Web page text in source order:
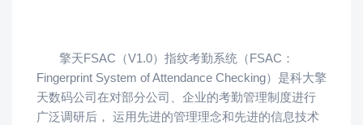
擎天FSAC（V1.0）指纹考勤系统（FSAC：
Fingerprint System of Attendance Checking）是科大擎
天数码公司在对部分公司、企业的考勤管理制度进行
广泛调研后， 运用先进的管理理念和先进的信息技术